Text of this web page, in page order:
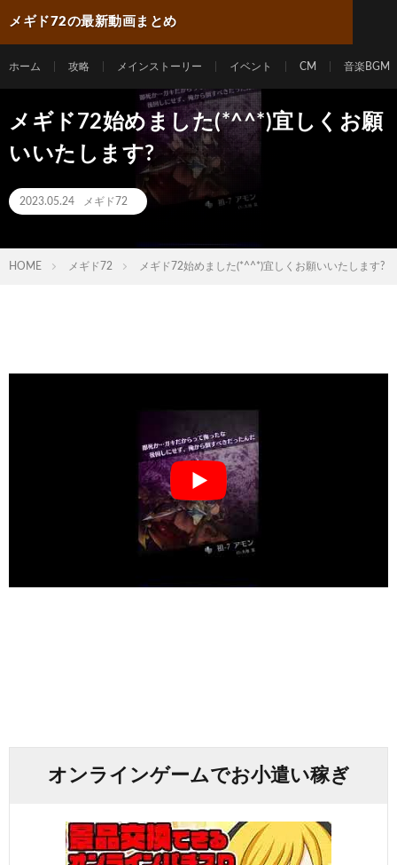
メギド72の最新動画まとめ
ホーム 攻略 メインストーリー イベント CM 音楽BGM
メギド72始めました(*^^*)宜しくお願
いいたします?
2023.05.24 メギド72
HOME メギド72 メギド72始めました(*^^*)宜しくお願いいたします?
オンラインゲームでお小遣い稼ぎ